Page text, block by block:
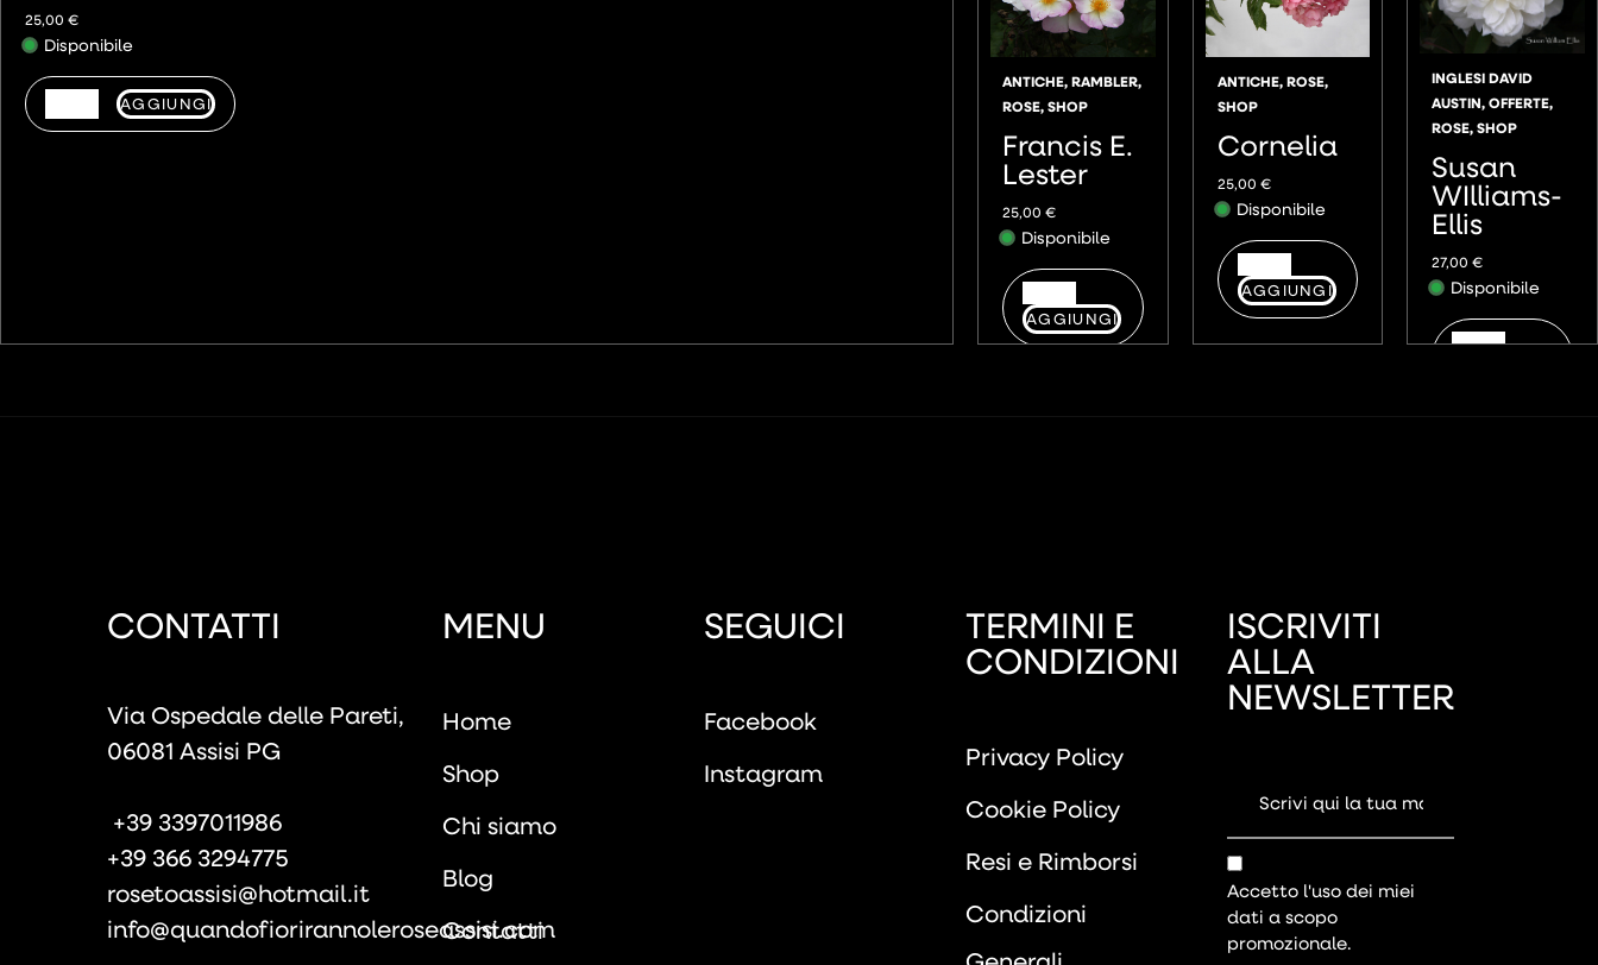
25,00 €
Disponibile
AGGIUNGI
ANTICHE,RAMBLER,
ROSE,SHOP
Francis E.
Lester
25,00 €
Disponibile
AGGIUNGI
ANTICHE,ROSE,
SHOP
Cornelia
25,00 €
Disponibile
AGGIUNGI
INGLESI DAVID
AUSTIN,OFFERTE,
ROSE,SHOP
Susan
WIlliams-
Ellis
27,00€
Disponibile
CONTATTI
Via Ospedale delle Pareti,
06081 Assisi PG
+39 3397011986
+39 366 3294775
rosetoassisi@hotmail.it
info@quandofiorirannoleroseassisi.com
MENU
Home
Shop
Chi siamo
Blog
Contatti
SEGUICI
Facebook
Instagram
TERMINI E
CONDIZIONI
Privacy Policy
Cookie Policy
Resi e Rimborsi
Condizioni
ISCRIVITI
ALLA
NEWSLETTER
Accetto l'uso dei miei
dati a scopo
promozionale.